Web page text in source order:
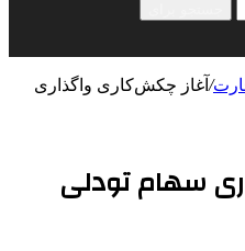
/ آغاز چکش‌کاری واگذاری
سهام تودلی